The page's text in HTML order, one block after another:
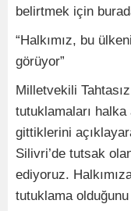
belirtmek için
“Halkımız, bu
görüyor”
Milletvekili
tutuklamaları
gittiklerini
Silivri’de tutsak
ediyoruz.
tutuklama